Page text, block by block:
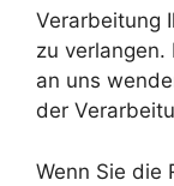
Verarbeitung
zu verlangen.
an uns
der
Wenn Sie die